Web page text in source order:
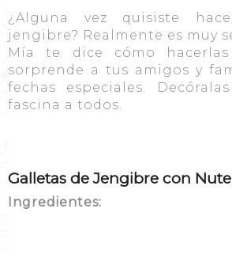
¿Alguna vez quisiste
jengibre? Realmente es muy
Mía te dice cómo
sorprende a tus amigos y
fechas especiales.
fascina a todos.
Galletas de Jengibre con
Ingredientes: